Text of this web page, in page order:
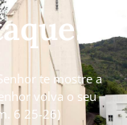
te mostre a
volva o seu
6 25-26)